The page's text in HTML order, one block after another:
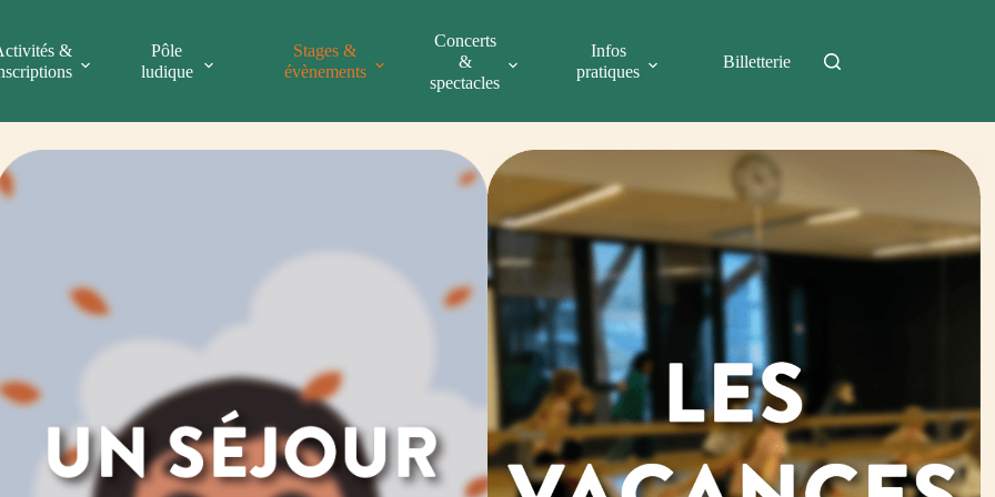
&
Pôle
ludique
Stages &
évènements
Concerts
&
spectacles
Infos
pratiques
Billetterie